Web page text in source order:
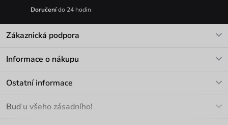
Doručenído 24 hodin
Zákaznická podpora
Informace o nákupu
Materiály a údržba
Ostatní informace
Buď u všeho zásadního!